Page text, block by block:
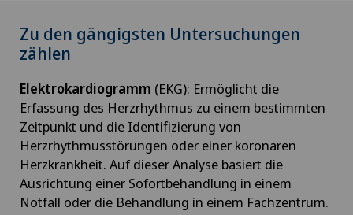
Zu den gängigsten Untersuchungen
zählen
Elektrokardiogramm (EKG): Ermöglicht die
Erfassung des Herzrhythmus zu einem bestimmten
Zeitpunkt und die Identifizierung von
Herzrhythmusstörungen oder einer koronaren
Herzkrankheit. Auf dieser Analyse basiert die
Ausrichtung einer Sofortbehandlung in einem
Notfall oder die Behandlung in einem Fachzentrum.